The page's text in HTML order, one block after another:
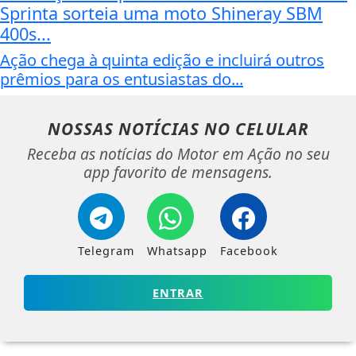
Sprinta sorteia uma moto Shineray SBM
400s...
Ação chega à quinta edição e incluirá outros
prêmios para os entusiastas do...
NOSSAS NOTÍCIAS NO CELULAR
Receba as notícias do Motor em Ação no seu
app favorito de mensagens.
Telegram Whatsapp Facebook
ENTRAR